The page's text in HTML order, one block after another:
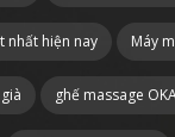
nhất hiện nay Máy
ghế massage